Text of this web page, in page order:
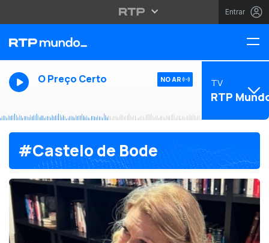
Entrar
O Preço Certo NO AR TV
RTP
#Castelo de Bode